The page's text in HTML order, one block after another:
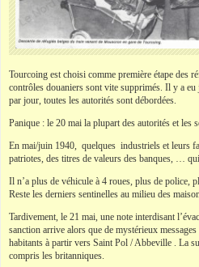
Tourcoing est choisi comme première étape des
contrôles douaniers sont vite supprimés. Il y a
par jour, toutes les autorités sont débordées.
Panique : le 20 mai la plupart des autorités et les
En mai/juin 1940, quelques industriels et leurs
patriotes, des titres de valeurs des banques, …
Il n’a plus de véhicule à 4 roues, plus de police,
Reste les derniers sentinelles au milieu des
Tardivement, le 21 mai, une note interdisant
sanction arrive alors que de mystérieux
habitants à partir vers Saint Pol / Abbeville . La
compris les britanniques.